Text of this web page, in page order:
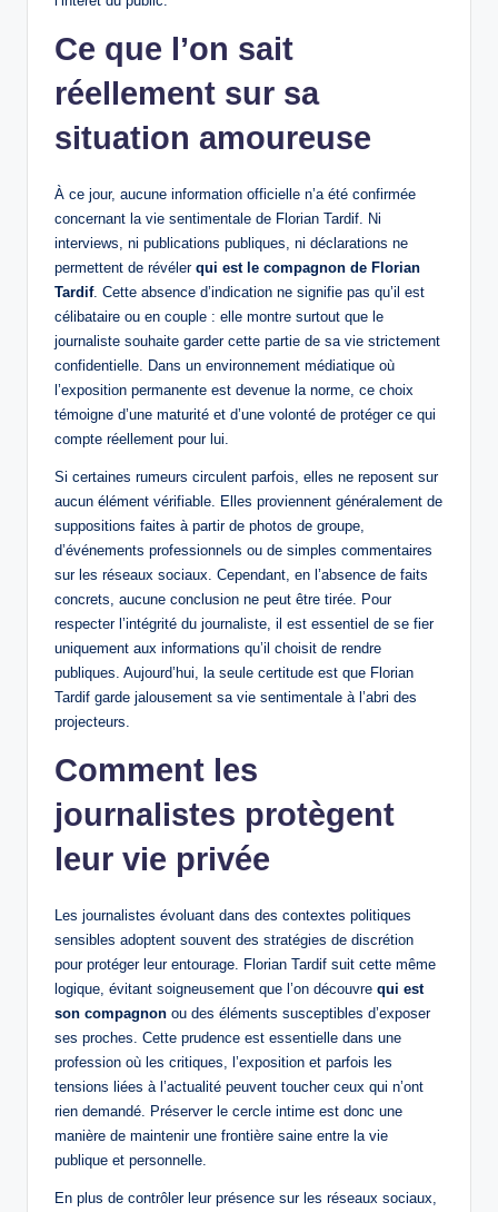
Ce que l’on sait
réellement sur sa
situation amoureuse
À ce jour, aucune information officielle n’a été confirmée
concernant la vie sentimentale de Florian Tardif. Ni
interviews, ni publications publiques, ni déclarations ne
permettent de révéler qui est le compagnon de Florian
Tardif. Cette absence d’indication ne signifie pas qu’il est
célibataire ou en couple : elle montre surtout que le
journaliste souhaite garder cette partie de sa vie strictement
confidentielle. Dans un environnement médiatique où
l’exposition permanente est devenue la norme, ce choix
témoigne d’une maturité et d’une volonté de protéger ce qui
compte réellement pour lui.
Si certaines rumeurs circulent parfois, elles ne reposent sur
aucun élément vérifiable. Elles proviennent généralement de
suppositions faites à partir de photos de groupe,
d’événements professionnels ou de simples commentaires
sur les réseaux sociaux. Cependant, en l’absence de faits
concrets, aucune conclusion ne peut être tirée. Pour
respecter l’intégrité du journaliste, il est essentiel de se fier
uniquement aux informations qu’il choisit de rendre
publiques. Aujourd’hui, la seule certitude est que Florian
Tardif garde jalousement sa vie sentimentale à l’abri des
projecteurs.
Comment les
journalistes protègent
leur vie privée
Les journalistes évoluant dans des contextes politiques
sensibles adoptent souvent des stratégies de discrétion
pour protéger leur entourage. Florian Tardif suit cette même
logique, évitant soigneusement que l’on découvre qui est
son compagnon ou des éléments susceptibles d’exposer
ses proches. Cette prudence est essentielle dans une
profession où les critiques, l’exposition et parfois les
tensions liées à l’actualité peuvent toucher ceux qui n’ont
rien demandé. Préserver le cercle intime est donc une
manière de maintenir une frontière saine entre la vie
publique et personnelle.
En plus de contrôler leur présence sur les réseaux sociaux,